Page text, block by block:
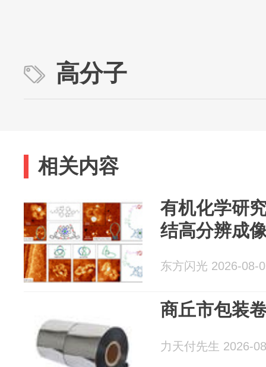
高分子
相关内容
有机化学研
结高分辨成
东方闪光 2026-08-
商丘市包装
力天付先生 2026-